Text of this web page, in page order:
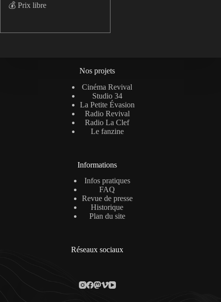
💰 Prix libre
Nos projets
Cinéma Revival
Studio 34
La Petite Évasion
Radio Revival
Radio La Clef
Le fanzine
Informations
Infos pratiques
FAQ
Revue de presse
Historique
Plan du site
Réseaux sociaux